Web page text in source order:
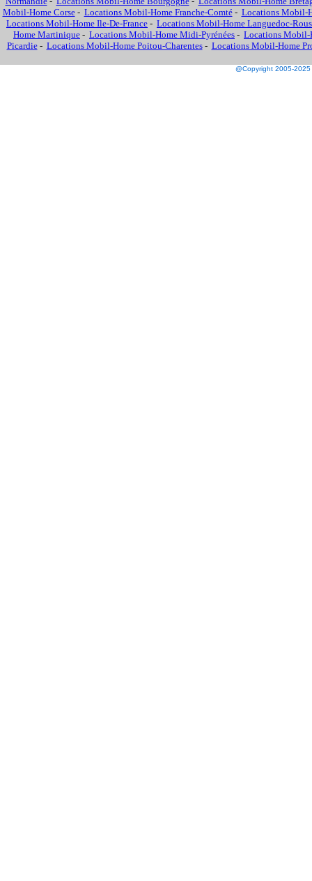
Mobil-Home Corse- Locations Mobil-Home Franche-Comté- Locations Mobil-
Locations Mobil-Home Ile-De-France - Locations Mobil-Home Languedoc-
Home Martinique - Locations Mobil-Home Midi-Pyrénées - Locations Mobil-
Picardie- Locations Mobil-Home Poitou-Charentes- Locations Mobil-Home
@Copyright 2005-